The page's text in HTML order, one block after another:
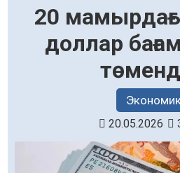
20
доллар
20.05.2026